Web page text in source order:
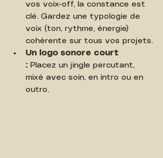
vos voix-off, la constance est
clé. Gardez une typologie de
voix (ton, rythme, énergie)
cohérente sur tous vos projets.
Un logo sonore court
: Placez un jingle percutant,
mixé avec soin, en intro ou en
outro.